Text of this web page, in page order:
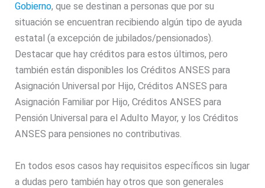
Gobierno, que se destinan a personas que por su
situación se encuentran recibiendo algún tipo de ayuda
estatal (a excepción de jubilados/pensionados).
Destacar que hay créditos para estos últimos, pero
también están disponibles los Créditos ANSES para
Asignación Universal por Hijo, Créditos ANSES para
Asignación Familiar por Hijo, Créditos ANSES para
Pensión Universal para el Adulto Mayor, y los Créditos
ANSES para pensiones no contributivas.
En todos esos casos hay requisitos específicos sin lugar
a dudas pero también hay otros que son generales